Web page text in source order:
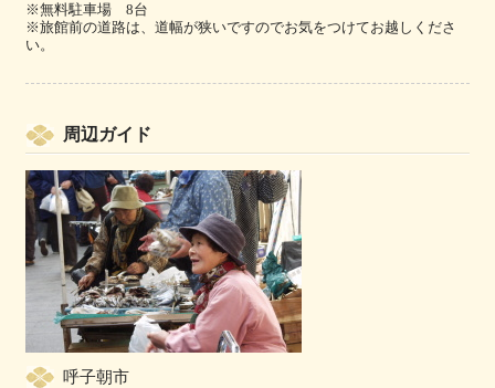
※無料駐車場 8台
※旅館前の道路は、道幅が狭いですのでお気をつけてお越しくださ
い。
周辺ガイド
呼子朝市